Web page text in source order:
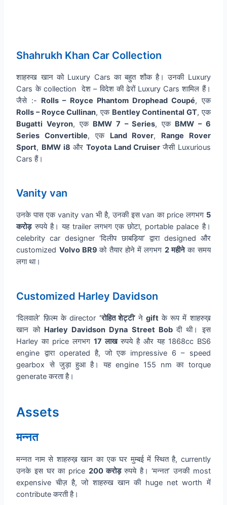
Shahrukh Khan Car Collection
शाहरुख खान को Luxury Cars का बहुत शौक है। उनकी Luxury
Cars के collection देश – विदेश की ढेरों Luxury Cars शामिल हैं।
जैसे :- Rolls – Royce Phantom Drophead Coupé, एक
Rolls – Royce Cullinan, एक Bentley Continental GT, एक
Bugatti Veyron, एक BMW 7 – Series, एक BMW – 6
Series Convertible, एक Land Rover, Range Rover
Sport, BMW i8 औरToyota Land Cruiserजैसी Luxurious
Cars हैं।
Vanity van
उनके पास एक vanity van भी है, उनकी इस van का price लगभग 5
करोड़रुपये है। यह trailer लगभग एक छोटा, portable palace है।
celebrity car designer ‘दिलीप छाबड़िया’ द्वारा designed और
customized Volvo BR9को तैयार होने में लगभग 2 महीनेका समय
लगा था।
Customized Harley Davidson
‘दिलवाले’ फ़िल्म के director ‘रोहित शेट्टी’नेgiftके रूप में शाहरुख़
खान को Harley Davidson Dyna Street Bobदी थी। इस
Harley का price लगभग17 लाखरुपये है और यह 1868cc BS6
engine द्वारा operated है, जो एक impressive 6 – speed
gearbox से जुड़ा हुआ है। यह engine 155 nm का torque
generate करता है।
Assets
मन्नत
मन्नत नाम से शाहरुख़ खान का एक घर मुम्बई में स्थित है, currently
उनके इस घर का price 200 करोड़रुपये है। ‘मन्नत’ उनकी most
expensive चीज़ है, जो शाहरुख खान की huge net worth में
contribute करती है।